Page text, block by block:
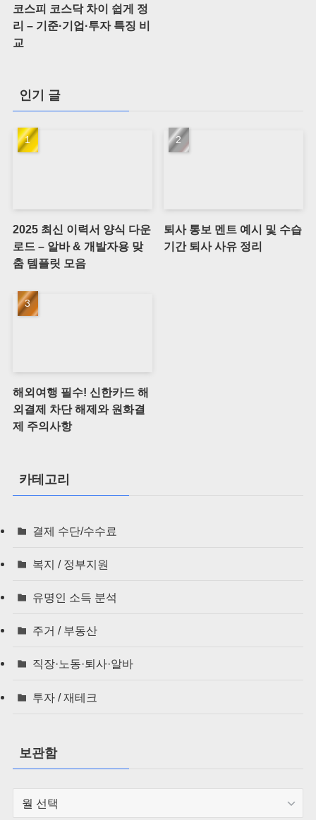
코스피 코스닥 차이 쉽게 정
리 – 기준·기업·투자 특징 비
교
인기 글
2025 최신 이력서 양식 다운
로드 – 알바 & 개발자용 맞
춤 템플릿 모음
퇴사 통보 멘트 예시 및 수습
기간 퇴사 사유 정리
해외여행 필수! 신한카드 해
외결제 차단 해제와 원화결
제 주의사항
카테고리
결제 수단/수수료
복지 / 정부지원
유명인 소득 분석
주거 / 부동산
직장·노동·퇴사·알바
투자 / 재테크
보관함